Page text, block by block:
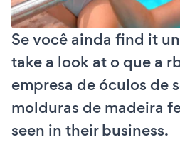
Se você ainda find it
take a look at o que a
empresa de óculos de
molduras de madeira
seen in their business.